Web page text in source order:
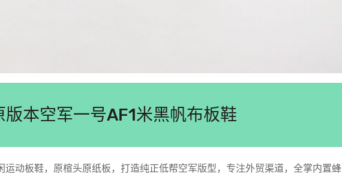
本空军一号AF1米黑帆布板鞋
动板鞋，原楦头原纸板，打造纯正低帮空军版型，专注外贸渠道，全掌内置蜂